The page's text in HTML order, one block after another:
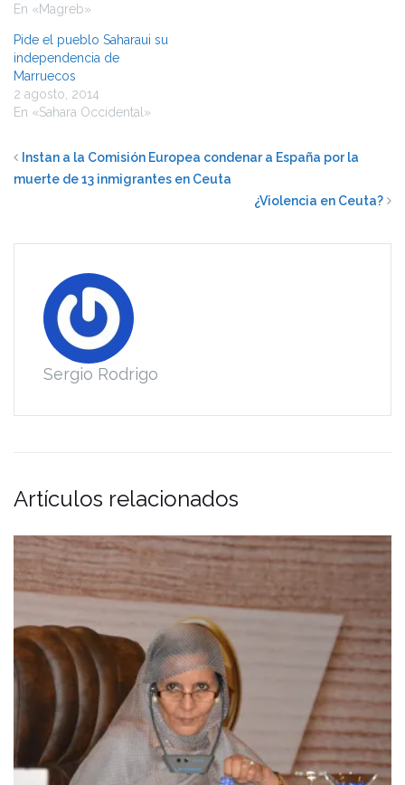
En «Magreb»
Pide el pueblo Saharaui su
independencia de
Marruecos
2 agosto, 2014
En «Sahara Occidental»
Instan a la Comisión Europea condenar a España por la
muerte de 13 inmigrantes en Ceuta
¿Violencia en Ceuta?
Sergio Rodrigo
Artículos relacionados